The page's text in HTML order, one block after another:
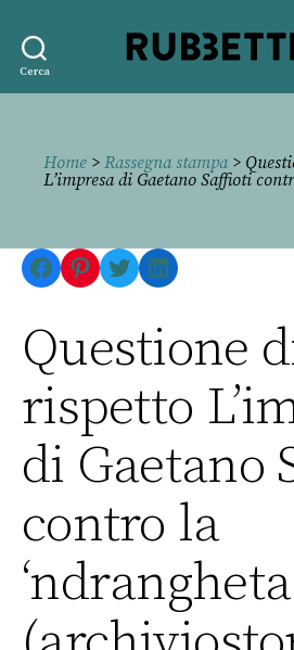
Cerca
Home > Rassegna stampa>
L’impresa di Gaetano Saffioti
Facebook
Pinterest
TwitterLinkedIn
Questione
rispetto
di Gaetano
contro la
‘ndrangheta